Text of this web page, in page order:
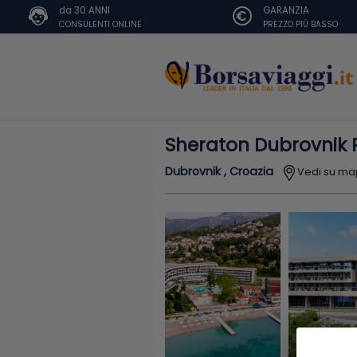
da 30 ANNI
CONSULENTI ONLINE
GARANZIA
PREZZO PIÙ BASSO
Sheraton Dubrovnik
Dubrovnik , Croazia Vedi su